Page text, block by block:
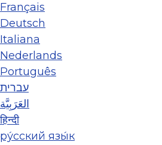
Français
Deutsch
Italiana
Nederlands
Português
עברית
العَرَبِيَّة
हिन्दी
ру́сский язы́к